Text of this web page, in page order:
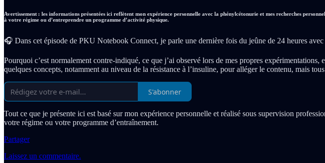
Avertissement : les informations présentées ici reflètent mon expérience personnelle avec la phénylcétonurie et mes recherches
à votre régime ou d’entreprendre un programme d’activité physique.
🎧 Dans cet épisode de PKU Notebook Connect, je parle une dernière fois du jeûne de 24 heures
Pourquoi c’est normalement contre-indiqué, ce que j’ai observé lors de mes propres
quelques concepts, notamment au niveau de la résistance à l’insuline, pour alléger le contenu, mais
S'abonner
Tout ce que je présente ici est basé sur mon expérience personnelle et réalisé sous supervision
votre régime ou votre programme d’entraînement.
Partager
Laissez un commentaire.